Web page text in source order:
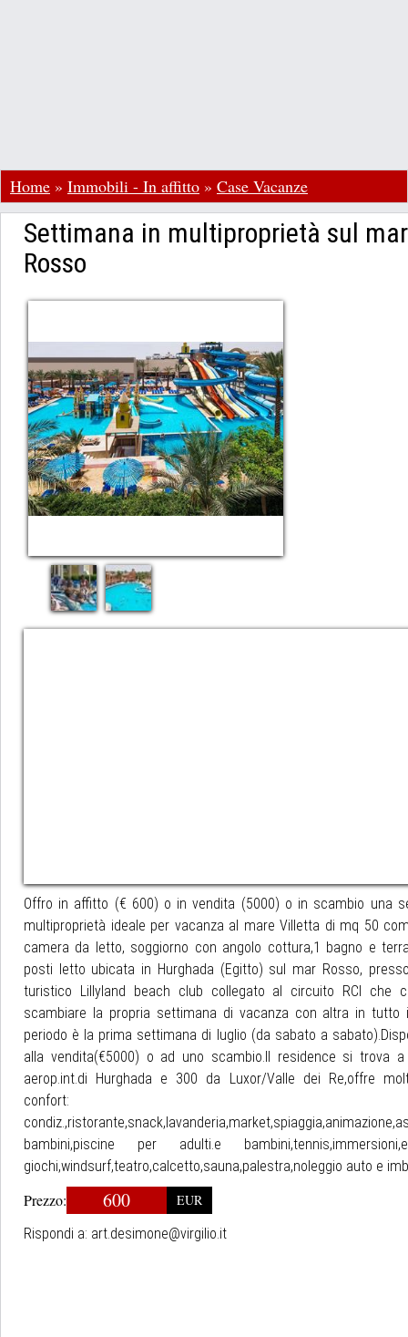
Home » Immobili - In affitto » Case Vacanze
Settimana in multiproprietà sul mar
Rosso
Offro in affitto (€ 600) o in vendita (5000) o in scambio una
multiproprietà ideale per vacanza al mare Villetta di mq 50
camera da letto, soggiorno con angolo cottura,1 bagno e
posti letto ubicata in Hurghada (Egitto) sul mar Rosso,
turistico Lillyland beach club collegato al circuito RCI che
scambiare la propria settimana di vacanza con altra in tutto
periodo è la prima settimana di luglio (da sabato a
alla vendita(€5000) o ad uno scambio.Il residence si trova
aerop.int.di Hurghada e 300 da Luxor/Valle dei Re,offre
confort:
bambini,piscine per adulti.e
giochi,windsurf,teatro,calcetto,sauna,palestra,noleggio auto e
Prezzo: 600
EUR
Rispondi a: art.desimone@virgilio.it